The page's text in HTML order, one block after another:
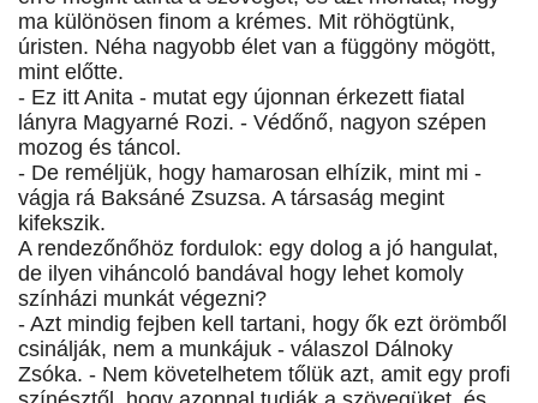
ma különösen finom a krémes. Mit röhögtünk,
úristen. Néha nagyobb élet van a függöny mögött,
mint előtte.
- Ez itt Anita - mutat egy újonnan érkezett fiatal
lányra Magyarné Rozi. - Védőnő, nagyon szépen
mozog és táncol.
- De reméljük, hogy hamarosan elhízik, mint mi -
vágja rá Baksáné Zsuzsa. A társaság megint
kifekszik.
A rendezőnőhöz fordulok: egy dolog a jó hangulat,
de ilyen viháncoló bandával hogy lehet komoly
színházi munkát végezni?
- Azt mindig fejben kell tartani, hogy ők ezt örömből
csinálják, nem a munkájuk - válaszol Dálnoky
Zsóka. - Nem követelhetem tőlük azt, amit egy profi